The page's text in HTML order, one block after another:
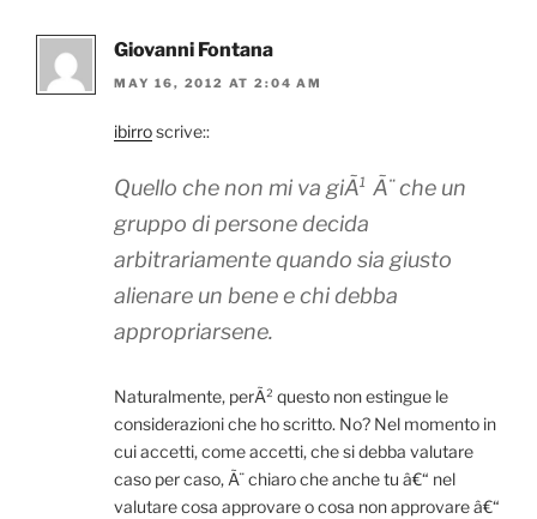
Giovanni Fontana
MAY 16, 2012 AT 2:04 AM
ibirroscrive::
Quello che non mi va giÃ¹ Ã¨ che un
gruppo di persone decida
arbitrariamente quando sia giusto
alienare un bene e chi debba
appropriarsene.
Naturalmente, perÃ² questo non estingue le
considerazioni che ho scritto. No? Nel momento in
cui accetti, come accetti, che si debba valutare
caso per caso, Ã¨ chiaro che anche tu â€“ nel
valutare cosa approvare o cosa non approvare â€“